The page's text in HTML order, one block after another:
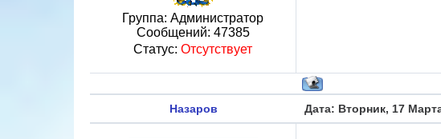
Группа: Администратор
Сообщений: 47385
Статус: Отсутствует
Назаров Дата: Вторник, 17